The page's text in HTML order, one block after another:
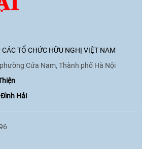
TỔ CHỨC HỮU NGHỊ VIỆT NAM
Cửa Nam, Thành phố Hà Nội
Hải